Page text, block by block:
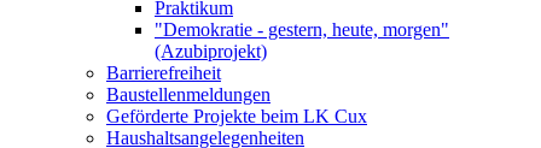
Praktikum
"Demokratie - gestern, heute, morgen"
(Azubiprojekt)
Barrierefreiheit
Baustellenmeldungen
Geförderte Projekte beim LK Cux
Haushaltsangelegenheiten